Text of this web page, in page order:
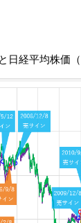
日経平均株価